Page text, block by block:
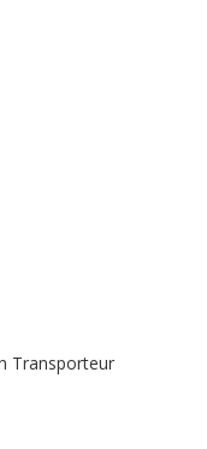
Transporteur